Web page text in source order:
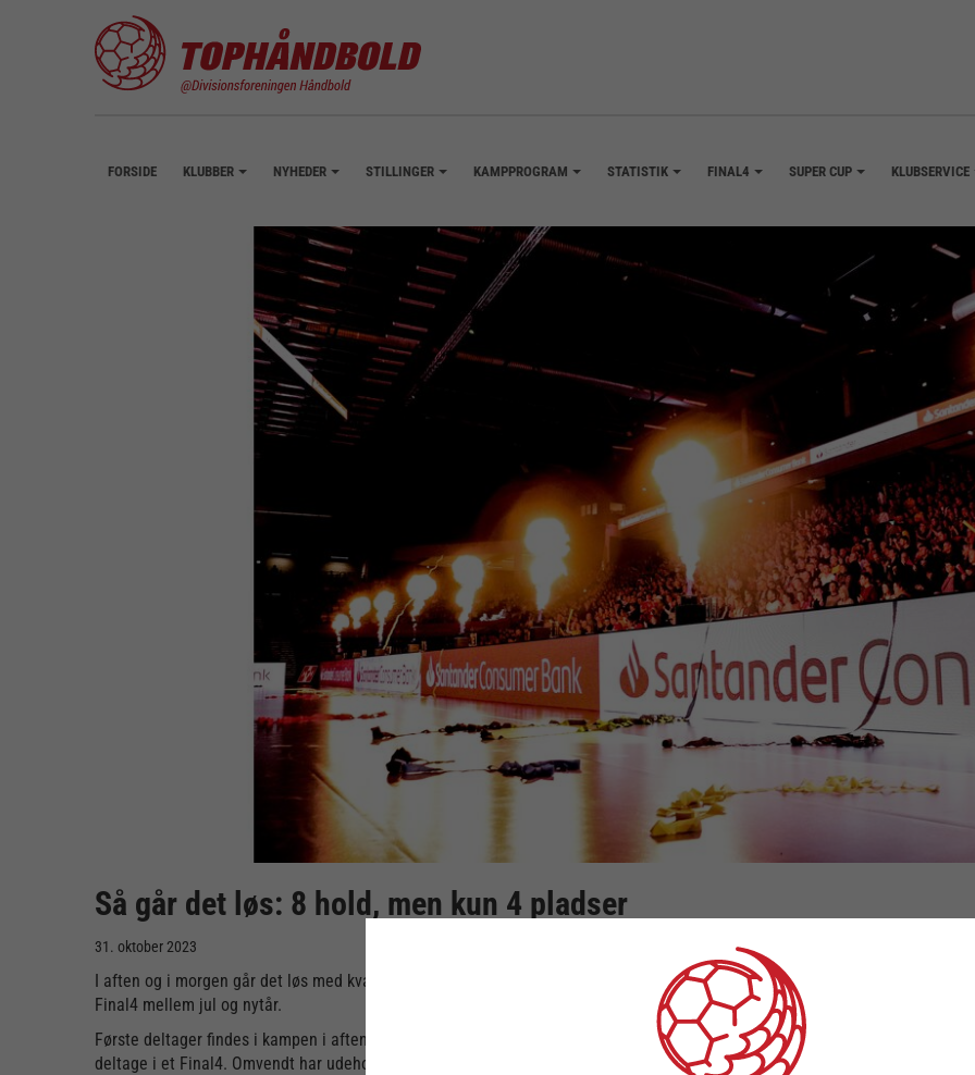
FORSIDE KLUBBER NYHEDER STILLINGER KAMPPROGRAM STATISTIK FINAL4 SUPER CUP KLUBSERVICE
Så går det løs: 8 hold, men kun 4 pladser
31. oktober 2023
I aften og i morgen går det løs med kvartfinaleserien i Santander Cup for kvinderne. Her kæmper 8 hold om at få plads
Final4 mellem jul og nytår.
Første deltager findes i kampen i aften kl. 18.30 mellem Aarhus United og Nykøbing Falster Håndbold.
deltage i et Final4. Omvendt har udeholdet fine traditioner i pokalturneringen, som klubben vandt i 2018, mens holdet